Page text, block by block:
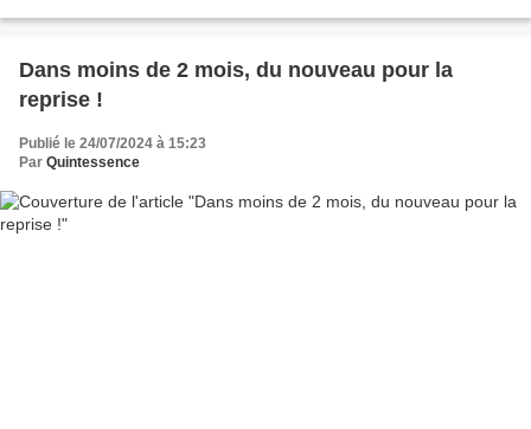
Dans moins de 2 mois, du nouveau pour la
reprise !
Publié le 24/07/2024 à 15:23
Par Quintessence